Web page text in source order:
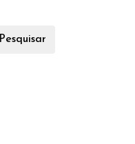
Pesquisar